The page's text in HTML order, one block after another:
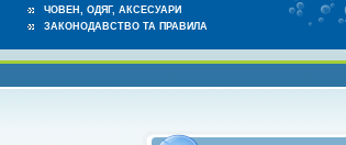
ЧОВЕН, ОДЯГ, АКСЕСУАРИ
ЗАКОНОДАВСТВО ТА ПРАВИЛА